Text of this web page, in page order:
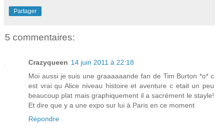
Partager
5 commentaires:
Crazyqueen 14 juin 2011 à 22:18
Moi aussi je suis une graaaaaande fan de Tim Burton *o* c
est vrai qu Alice niveau histoire et aventure c etait un peu
beaucoup plat mais graphiquement il a sacrément le stayle!
Et dire que y a une expo sur lui à Paris en ce moment
Répondre